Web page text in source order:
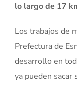
lo largo de 17
Los trabajos de
Prefectura de
desarrollo en
ya pueden sacar